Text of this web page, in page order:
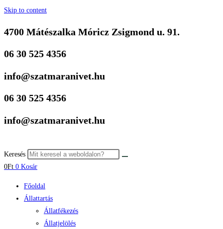
Skip to content
4700 Mátészalka Móricz Zsigmond u. 91.
06 30 525 4356
info@szatmaranivet.hu
06 30 525 4356
info@szatmaranivet.hu
Keresés
0Ft 0 Kosár
Főoldal
Állattartás
Állatfékezés
Állatjelölés